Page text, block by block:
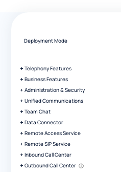
Deployment Mode
Telephony Features
Business Features
Administration & Security
Unified Communications
Team Chat
Data Connector
Remote Access Service
Remote SIP Service
Inbound Call Center
Outbound Call Center